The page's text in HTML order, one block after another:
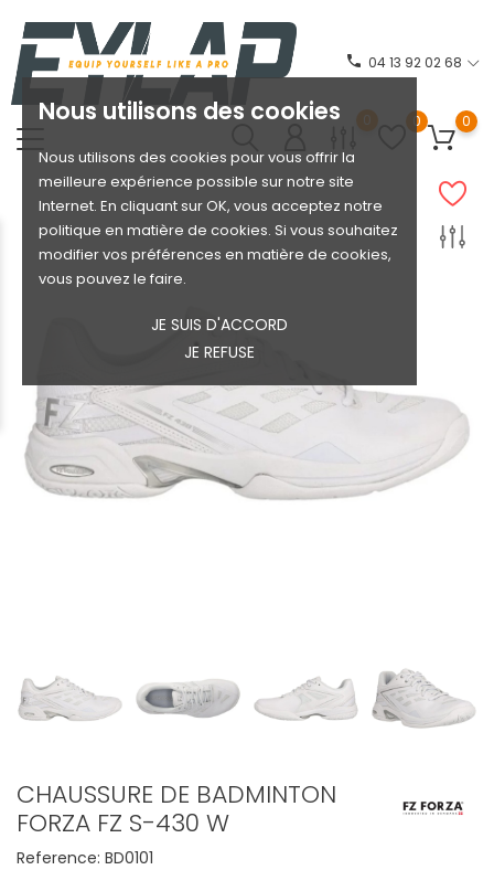
Nous utilisons des cookies
Nous utilisons des cookies pour vous offrir la
meilleure expérience possible sur notre site
Internet. En cliquant sur OK, vous acceptez notre
politique en matière de cookies. Si vous souhaitez
modifier vos préférences en matière de cookies,
vous pouvez le faire.
JE SUIS D'ACCORD
JE REFUSE
phone 04 13 92 02 68
0 0 0
CHAUSSURE DE BADMINTON
FORZA FZ S-430 W
Reference: BD0101